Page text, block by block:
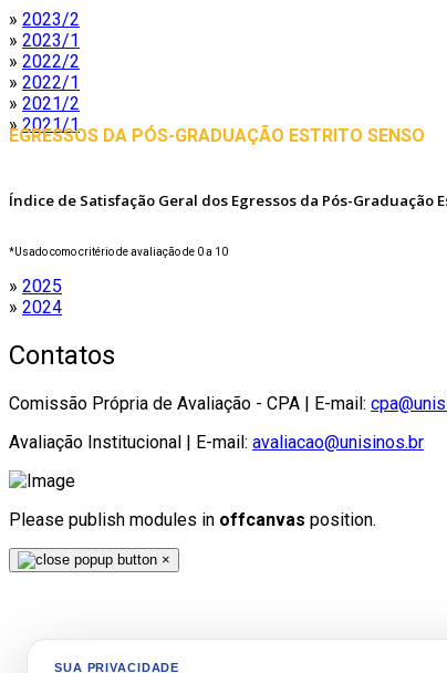
» 2023/2
» 2023/1
» 2022/2
» 2022/1
» 2021/2
» 2021/1
EGRESSOS DA PÓS-GRADUAÇÃO ESTRITO SENSO
Índice de Satisfação Geral dos Egressos da Pós-Graduação
*Usado como critério de avaliação de 0 a 10
» 2025
» 2024
Contatos
Comissão Própria de Avaliação - CPA | E-mail:
Avaliação Institucional | E-mail: avaliacao@unisinos.br
Please publish modules in offcanvas position.
×
SUA PRIVACIDADE